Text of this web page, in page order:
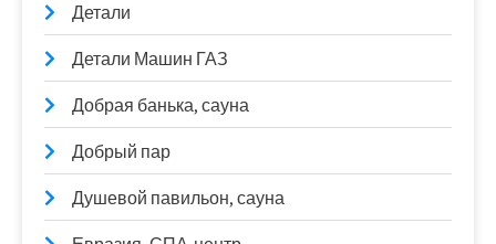
Детали
Детали Машин ГАЗ
Добрая банька, сауна
Добрый пар
Душевой павильон, сауна